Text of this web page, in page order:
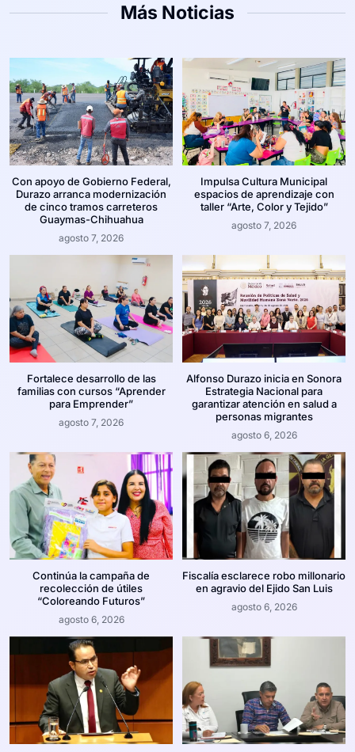
Más Noticias
Con apoyo de Gobierno Federal,
Durazo arranca modernización
de cinco tramos carreteros
Guaymas-Chihuahua
agosto 7, 2026
Impulsa Cultura Municipal
espacios de aprendizaje con
taller “Arte, Color y Tejido”
agosto 7, 2026
Fortalece desarrollo de las
familias con cursos “Aprender
para Emprender”
agosto 7, 2026
Alfonso Durazo inicia en Sonora
Estrategia Nacional para
garantizar atención en salud a
personas migrantes
agosto 6, 2026
Continúa la campaña de
recolección de útiles
“Coloreando Futuros”
agosto 6, 2026
Fiscalía esclarece robo millonario
en agravio del Ejido San Luis
agosto 6, 2026